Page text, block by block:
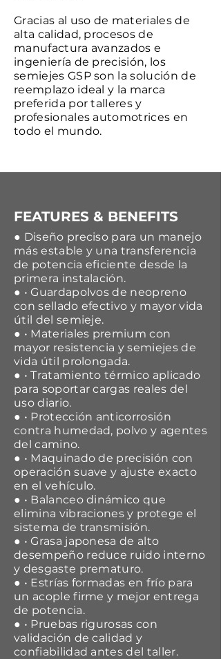
Gracias al uso de materiales de
alta calidad, procesos de
manufactura avanzados e
ingeniería de precisión, los
semiejes GSP son la solución de
reemplazo ideal y la marca
preferida por talleres y
profesionales automotrices en
todo el mundo.
FEATURES & BENEFITS
● Diseño preciso para un manejo
más estable y una transferencia
de potencia eficiente desde la
primera instalación.
● • Guardapolvos de neopreno
con sellado efectivo y mayor vida
útil del semieje.
● • Materiales premium con
mayor resistencia y semiejes de
vida útil prolongada.
● • Tratamiento térmico aplicado
para soportar cargas reales del
uso diario.
● • Protección anticorrosión
contra humedad, polvo y agentes
del camino.
● • Maquinado de precisión con
operación suave y ajuste exacto
en el vehículo.
● • Balanceo dinámico que
elimina vibraciones y protege el
sistema de transmisión.
● • Grasa japonesa de alto
desempeño reduce ruido interno
y desgaste prematuro.
● • Estrías formadas en frío para
un acople firme y mejor entrega
de potencia.
● • Pruebas rigurosas con
validación de calidad y
confiabilidad antes del taller.